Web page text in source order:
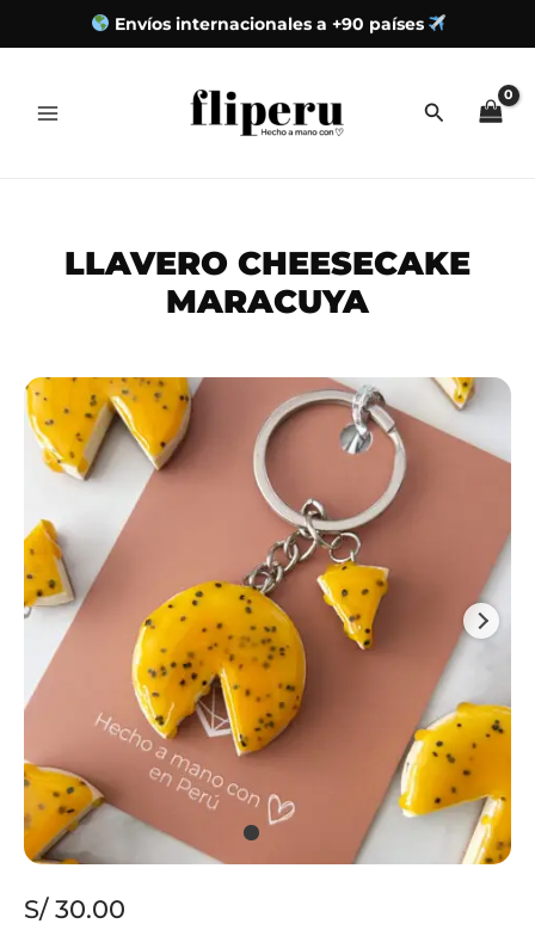
Envíos internacionales a +90 países
contenido
LLAVERO CHEESECAKE
MARACUYA
S/30.00